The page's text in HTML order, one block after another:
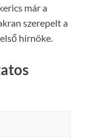
már a
szerepelt a
hírnöke.